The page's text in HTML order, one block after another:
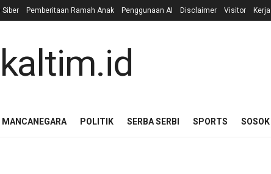
Siber Pemberitaan Ramah Anak Penggunaan AI Disclaimer Visitor
MANCANEGARA POLITIK SERBA SERBI SPORTS SOSOK